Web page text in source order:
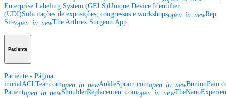
Enterprise Labeling System (GELS)Unique Device Identifier
(UDI)Solicitações de exposições, congressos e workshopsopen_in_newRep
Siteopen_in_newThe Arthrex Surgeon App
Paciente
Paciente - Página
inicialACLTear.comopen_in_newAnkleSprain.comopen_in_new
Patientopen_in_newShoulderReplacement.comopen_in_new